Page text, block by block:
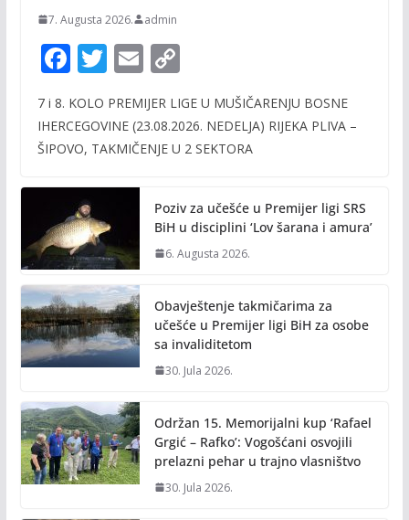
7. Augusta 2026. admin
F
e
b
o
k
T
itt
er
E
ai
l
C
p
y
n
k
7 i 8. KOLO PREMIJER LIGE U MUŠIČARENJU BOSNE
IHERCEGOVINE (23.08.2026. NEDELJA) RIJEKA PLIVA –
ŠIPOVO, TAKMIČENJE U 2 SEKTORA
Poziv za učešće u Premijer ligi SRS
BiH u disciplini ‘Lov šarana i amura’
6. Augusta 2026.
Obavještenje takmičarima za
učešće u Premijer ligi BiH za osobe
sa invaliditetom
30. Jula 2026.
Održan 15. Memorijalni kup ‘Rafael
Grgić – Rafko’: Vogošćani osvojili
prelazni pehar u trajno vlasništvo
30. Jula 2026.